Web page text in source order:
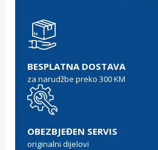
BESPLATNA DOSTAVA
za narudžbe preko 300 KM
OBEZBJEĐEN SERVIS
originalni dijelovi